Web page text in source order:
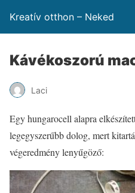
Kreatív otthon – Neked
Kávékoszorú
Laci
Egy hungarocell alapra
legegyszerűbb dolog, mert
végeredmény lenyűgöző: